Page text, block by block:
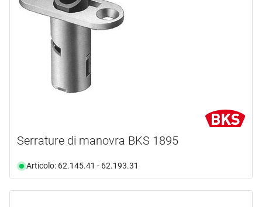
Serrature di manovra BKS 1895
Articolo: 62.145.41 - 62.193.31